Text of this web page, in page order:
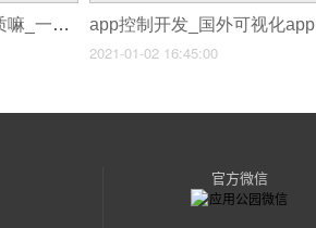
APP接入资讯需要资质嘛_一个app开发需要几个程序员
2021-01-02 16:45:00
官方微信